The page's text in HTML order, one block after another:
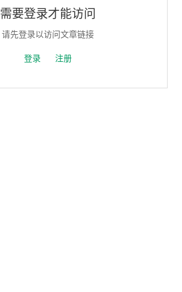
需要登录才能访问
请先登录以访问文章链接
登录 注册